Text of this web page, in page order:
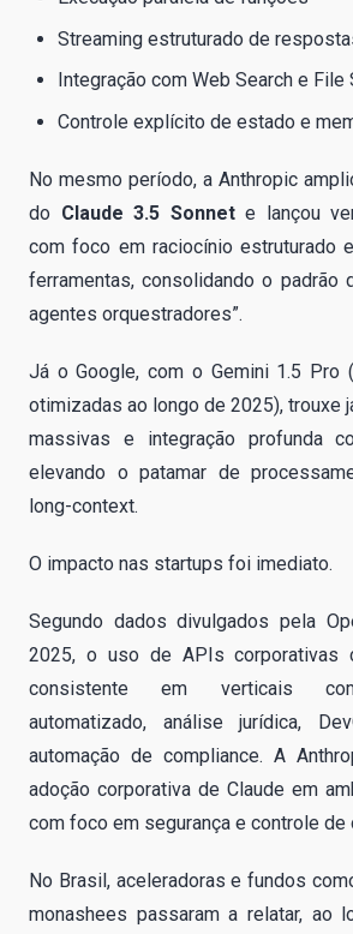
Streaming estruturado de
Integração com Web Search e File
Controle explícito de estado e
No mesmo período, a Anthropic
do Claude 3.5 Sonnete lançou
com foco em raciocínio estruturado
ferramentas, consolidando o padrão
agentes orquestradores”.
Já o Google, com o Gemini 1.5 Pro
otimizadas ao longo de 2025), trouxe
massivas e integração profunda
elevando o patamar de
long-context.
O impacto nas startups foi imediato.
Segundo dados divulgados pela
2025, o uso de APIs corporativas
consistente em verticais
automatizado, análise jurídica,
automação de compliance. A
adoção corporativa de Claude em
com foco em segurança e controle de
No Brasil, aceleradoras e fundos
monashees passaram a relatar, ao